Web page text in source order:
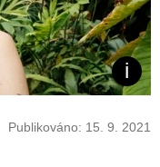
Publikováno: 15. 9. 2021